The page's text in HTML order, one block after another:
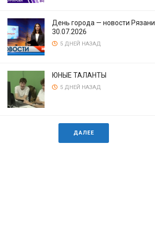
День города — новости Рязани
30.07.2026
5 ДНЕЙ НАЗАД
ЮНЫЕ ТАЛАНТЫ
5 ДНЕЙ НАЗАД
ДАЛЕЕ